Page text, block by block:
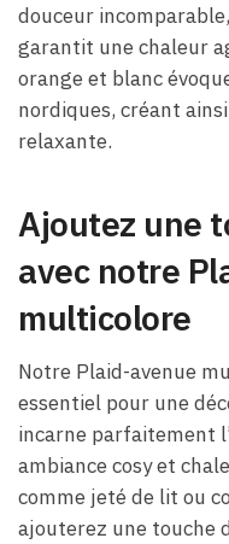
douceur
garantit une chaleur
orange et blanc
nordiques, créant
relaxante.
Ajoutez une
avec notre
multicolore
Notre Plaid-avenue
essentiel pour une
incarne parfaitement
ambiance cosy et
comme jeté de lit ou
ajouterez une touche